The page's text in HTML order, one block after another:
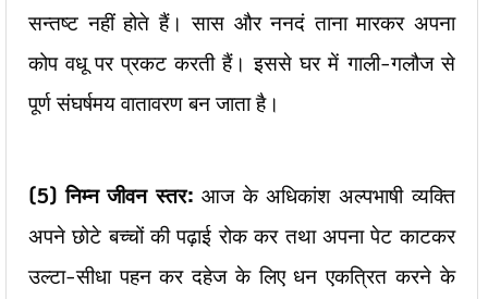
सन्तष्ट नहीं होते हैं। सास और ननदं ताना मारकर अपना
कोप वधू पर प्रकट करती हैं। इससे घर में गाली-गलौज से
पूर्ण संघर्षमय वातावरण बन जाता है।
(5)निम्न जीवन स्तर: आज के अधिकांश अल्पभाषी व्यक्ति
अपने छोटे बच्चों की पढ़ाई रोक कर तथा अपना पेट काटकर
उल्टा-सीधा पहन कर दहेज के लिए धन एकत्रित करने के